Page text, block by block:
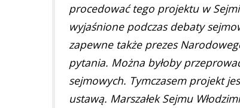
procedować tego projektu w
wyjaśnione podczas debaty
zapewne także prezes
pytania. Można byłoby
sejmowych. Tymczasem projekt
ustawą. Marszałek Sejmu